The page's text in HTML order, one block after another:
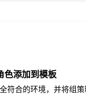
色添加到模板
符合的环境，并将组